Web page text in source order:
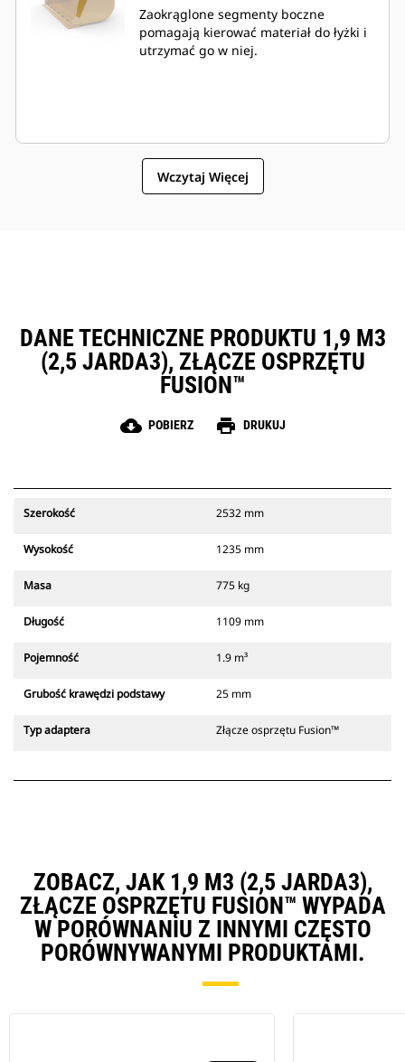
Zaokrąglone segmenty boczne
pomagają kierować materiał do łyżki i
utrzymać go w niej.
Wczytaj Więcej
DANE TECHNICZNE PRODUKTU 1,9 M3
(2,5 JARDA3), ZŁĄCZE OSPRZĘTU
FUSION™
cloud_download POBIERZ print DRUKUJ
Szerokość 2532 mm
Wysokość 1235 mm
Masa 775 kg
Długość 1109 mm
Pojemność 1.9 m³
Grubość krawędzi podstawy 25 mm
Typ adaptera Złącze osprzętu Fusion™
ZOBACZ, JAK 1,9 M3 (2,5 JARDA3),
ZŁĄCZE OSPRZĘTU FUSION™ WYPADA
W PORÓWNANIU Z INNYMI CZĘSTO
PORÓWNYWANYMI PRODUKTAMI.